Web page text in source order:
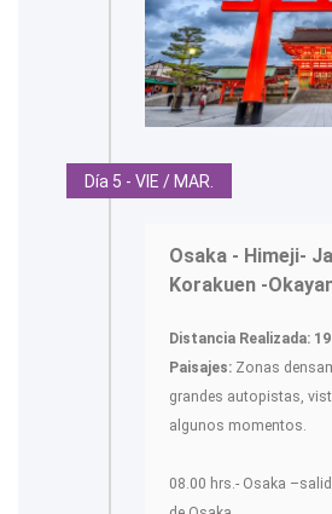
Día 5 - VIE / MAR.
Osaka - Himeji-
Korakuen -
Distancia Realizada:
Paisajes: Zonas
grandes autopistas,
algunos momentos.
08.00 hrs.- Osaka